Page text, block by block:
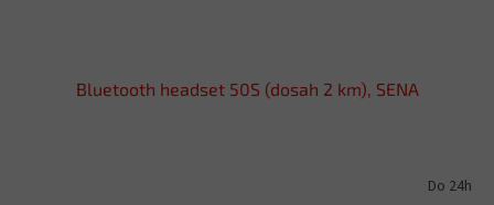
Bluetooth headset 50S (dosah 2 km), SENA
Do 24h